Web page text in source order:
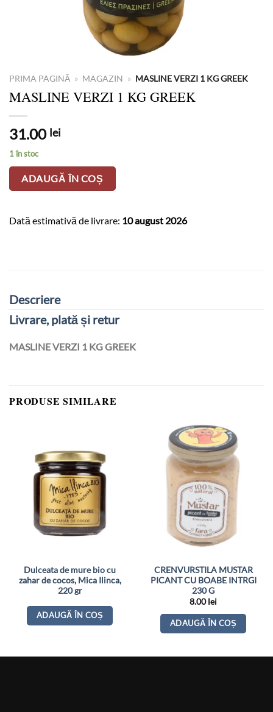
PRIMA PAGINĂ » MAGAZIN » MASLINE VERZI 1 KG GREEK
MASLINE VERZI 1 KG GREEK
31.00 lei
1 în stoc
ADAUGĂ ÎN COȘ
Dată estimativă de livrare: 10 august 2026
Descriere
Livrare, plată și retur
MASLINE VERZI 1 KG GREEK
PRODUSE SIMILARE
Dulceata de mure bio cu
zahar de cocos, Mica Ilinca,
220 gr
ADAUGĂ ÎN COȘ
CRENVURSTILA MUSTAR
PICANT CU BOABE INTRGI
230 G
8.00lei
ADAUGĂ ÎN COȘ